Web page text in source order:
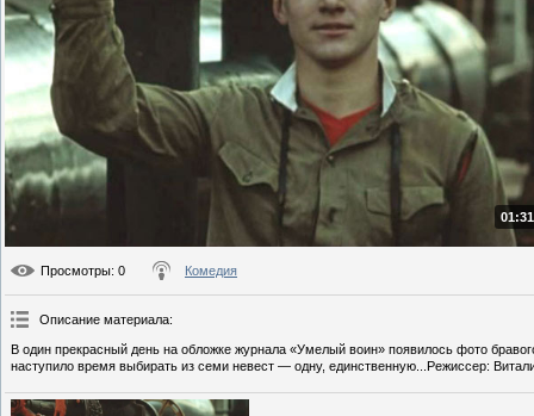
Просмотры: 0 Комедия
Описание материала:
В один прекрасный день на обложке журнала «Умелый воин» появилось фото
наступило время выбирать из семи невест — одну, единственную...Режиссер: